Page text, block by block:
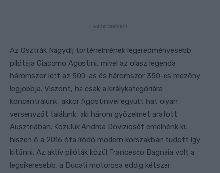
- Advertisement -
Az Osztrák Nagydíj történelmének legeredményesebb
pilótája Giacomo Agostini, mivel az olasz legenda
háromszor lett az 500-as és háromszor 350-es mezőny
legjobbja. Viszont, ha csak a királykategóriára
koncentrálunk, akkor Agostinivel együtt hat olyan
versenyzőt találunk, aki három győzelmet aratott
Ausztriában. Közülük Andrea Doviziosót emelnénk ki,
hiszen ő a 2016 óta íródó modern korszakban tudott így
kitűnni. Az aktív pilóták közül Francesco Bagnaia volt a
legsikeresebb, a Ducati motorosa eddig kétszer